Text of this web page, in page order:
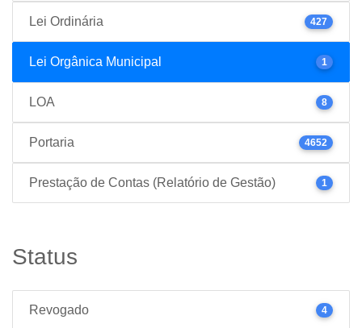
Lei Ordinária 427
Lei Orgânica Municipal 1
LOA 8
Portaria 4652
Prestação de Contas (Relatório de Gestão) 1
Status
Revogado 4